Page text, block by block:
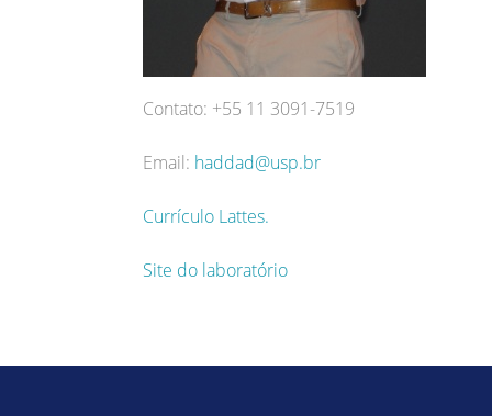
Contato: +55 11 3091-7519
Email: haddad@usp.br
Currículo Lattes.
Site do laboratório